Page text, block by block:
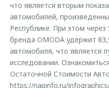
что является вторым
автомобилей,
Республике. При этом
бренда OMODA удержит
автомобиля, что является
исследовании.
Остаточной Стоимости
https://napinfo.ru/